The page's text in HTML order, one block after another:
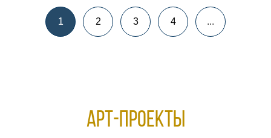
1 2 3 4 ...
АРТ-ПРОЕКТЫ